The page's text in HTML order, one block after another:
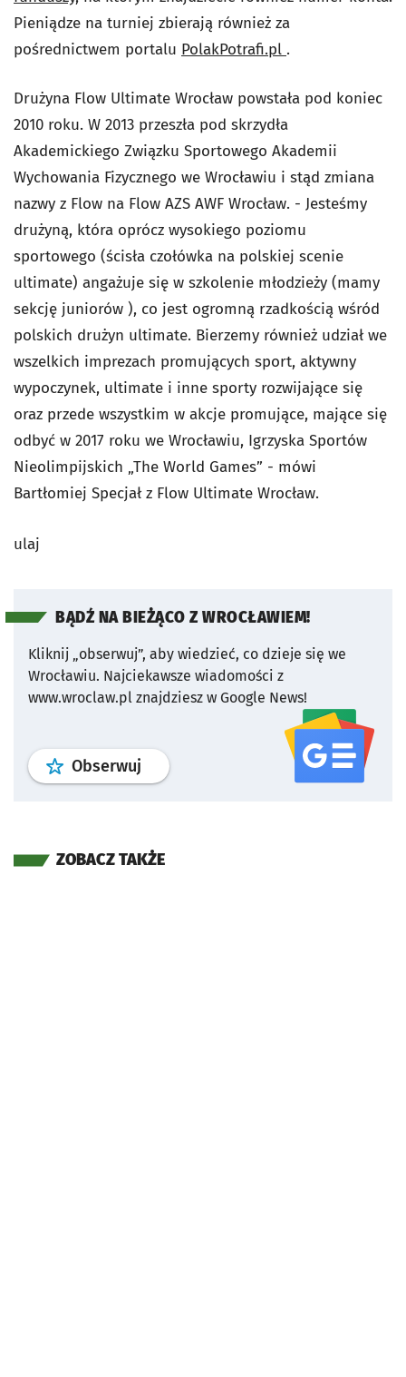
Pieniądze na turniej zbierają również za
pośrednictwem portalu PolakPotrafi.pl .
Drużyna Flow Ultimate Wrocław powstała pod koniec
2010 roku. W 2013 przeszła pod skrzydła
Akademickiego Związku Sportowego Akademii
Wychowania Fizycznego we Wrocławiu i stąd zmiana
nazwy z Flow na Flow AZS AWF Wrocław. - Jesteśmy
drużyną, która oprócz wysokiego poziomu
sportowego (ścisła czołówka na polskiej scenie
ultimate) angażuje się w szkolenie młodzieży (mamy
sekcję juniorów ), co jest ogromną rzadkością wśród
polskich drużyn ultimate. Bierzemy również udział we
wszelkich imprezach promujących sport, aktywny
wypoczynek, ultimate i inne sporty rozwijające się
oraz przede wszystkim w akcje promujące, mające się
odbyć w 2017 roku we Wrocławiu, Igrzyska Sportów
Nieolimpijskich „The World Games” - mówi
Bartłomiej Specjał z Flow Ultimate Wrocław.
ulaj
BĄDŹ NA BIEŻĄCO Z WROCŁAWIEM!
Kliknij „obserwuj”, aby wiedzieć, co dzieje się we
Wrocławiu. Najciekawsze wiadomości z
www.wroclaw.pl znajdziesz w Google News!
Obserwuj profil serwisu
ZOBACZ TAKŻE